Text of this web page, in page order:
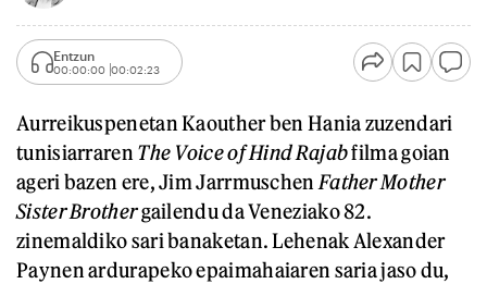
Entzun
00:00:00 00:02:23
Aurreikuspenetan Kaouther ben Hania zuzendari
tunisiarraren The Voice of Hind Rajabfilma goian
ageri bazen ere, Jim Jarrmuschen Father Mother
Sister Brothergailendu da Veneziako 82.
zinemaldiko sari banaketan. Lehenak Alexander
Paynen ardurapeko epaimahaiaren saria jaso du,